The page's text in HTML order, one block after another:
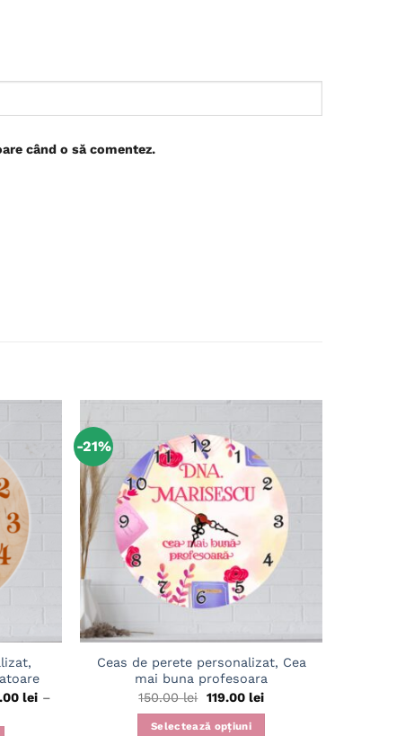
când o să comentez.
Adaugă
wishlist
lei –
-21%
Adaugă
wishlist
Ceas de perete personalizat, Cea
mai buna profesoara
150.00lei
Prețul
a
119.00 leiPrețul
Selectează opțiuni